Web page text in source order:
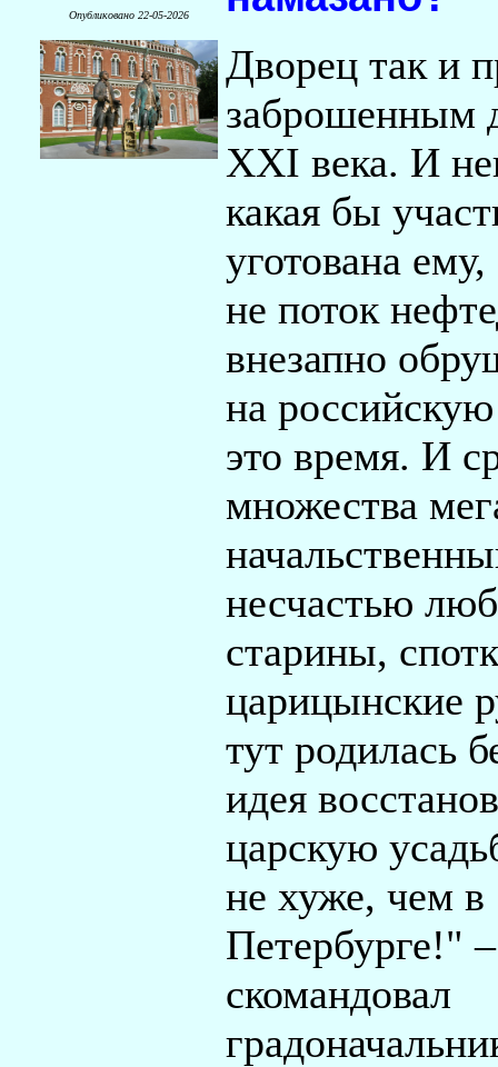
Опубликовано 22-05-2026
Дворец так и
заброшенным
XXI века. И
какая бы
уготована
не поток
внезапно
на
это время. И
множества
несчастью
старины,
царицынские
тут родилась
идея
царскую
не хуже, чем в
Петербурге!" –
скомандовал